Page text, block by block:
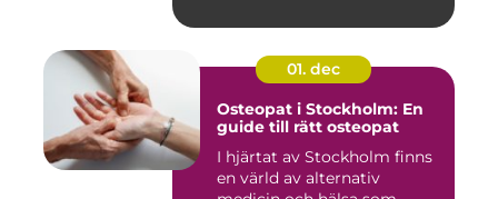
01. dec
Osteopat i Stockholm: En
guide till rätt osteopat
I hjärtat av Stockholm finns
en värld av alternativ